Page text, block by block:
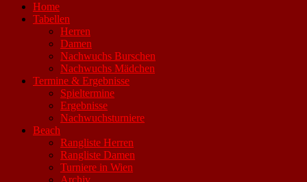
Home
Tabellen
Herren
Damen
Nachwuchs Burschen
Nachwuchs Mädchen
Termine & Ergebnisse
Spieltermine
Ergebnisse
Nachwuchsturniere
Beach
Rangliste Herren
Rangliste Damen
Turniere in Wien
Archiv